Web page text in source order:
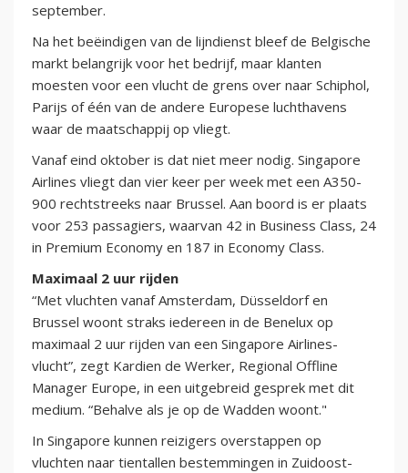
september.
Na het beëindigen van de lijndienst bleef de Belgische
markt belangrijk voor het bedrijf, maar klanten
moesten voor een vlucht de grens over naar Schiphol,
Parijs of één van de andere Europese luchthavens
waar de maatschappij op vliegt.
Vanaf eind oktober is dat niet meer nodig. Singapore
Airlines vliegt dan vier keer per week met een A350-
900 rechtstreeks naar Brussel. Aan boord is er plaats
voor 253 passagiers, waarvan 42 in Business Class, 24
in Premium Economy en 187 in Economy Class.
Maximaal 2 uur rijden
“Met vluchten vanaf Amsterdam, Düsseldorf en
Brussel woont straks iedereen in de Benelux op
maximaal 2 uur rijden van een Singapore Airlines-
vlucht”, zegt Kardien de Werker, Regional Offline
Manager Europe, in een uitgebreid gesprek met dit
medium. “Behalve als je op de Wadden woont."
In Singapore kunnen reizigers overstappen op
vluchten naar tientallen bestemmingen in Zuidoost-